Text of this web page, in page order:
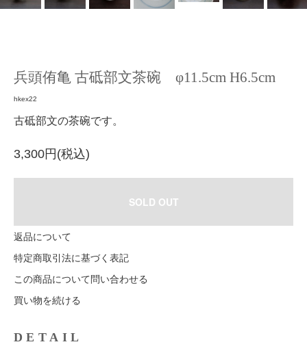
兵頭侑亀 古砥部文茶碗 φ11.5cm H6.5cm
hkex22
古砥部文の茶碗です。
3,300円(税込)
SOLD OUT
返品について
特定商取引法に基づく表記
この商品について問い合わせる
買い物を続ける
DETAIL